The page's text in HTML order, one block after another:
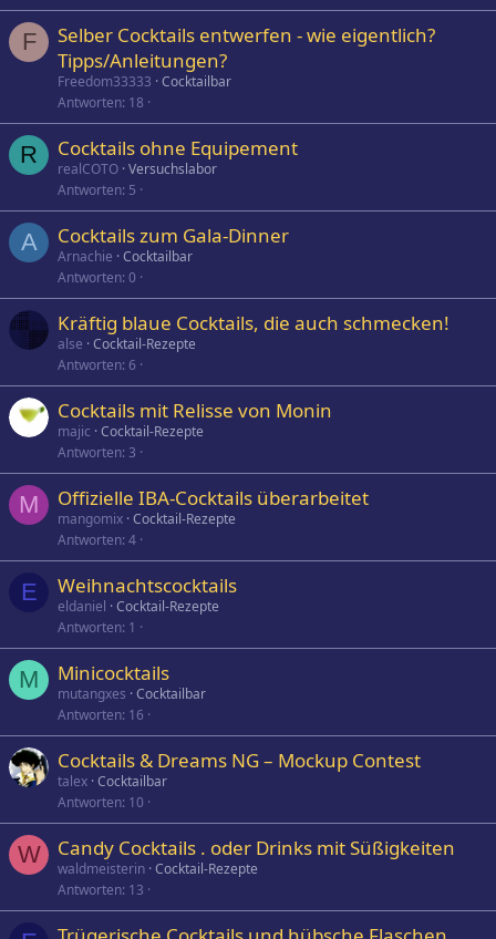
F
Selber Cocktails entwerfen - wie eigentlich?
Tipps/Anleitungen?
Freedom33333 Cocktailbar
Antworten 18
R Cocktails ohne Equipement
realCOTO Versuchslabor
Antworten 5
A Cocktails zum Gala-Dinner
Arnachie Cocktailbar
Antworten 0
Kräftig blaue Cocktails, die auch schmecken!
alse Cocktail-Rezepte
Antworten 6
Cocktails mit Relisse von Monin
majic Cocktail-Rezepte
Antworten 3
M Offizielle IBA-Cocktails überarbeitet
mangomix Cocktail-Rezepte
Antworten 4
E Weihnachtscocktails
eldaniel Cocktail-Rezepte
Antworten 1
M Minicocktails
mutangxes Cocktailbar
Antworten 16
Cocktails & Dreams NG – Mockup Contest
talex Cocktailbar
Antworten 10
W Candy Cocktails . oder Drinks mit Süßigkeiten
waldmeisterin Cocktail-Rezepte
Antworten 13